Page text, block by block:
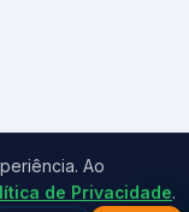
Ao
de Privacidade.